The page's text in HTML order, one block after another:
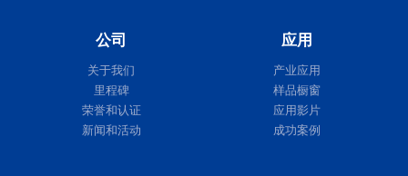
公司
关于我们
里程碑
荣誉和认证
新闻和活动
应用
产业应用
样品橱窗
应用影片
成功案例